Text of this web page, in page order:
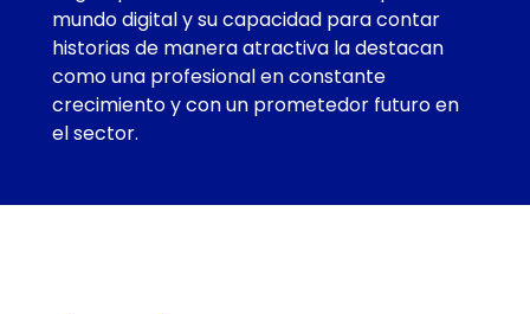
mundo digital y su capacidad para contar
historias de manera atractiva la destacan
como una profesional en constante
crecimiento y con un prometedor futuro en
el sector.